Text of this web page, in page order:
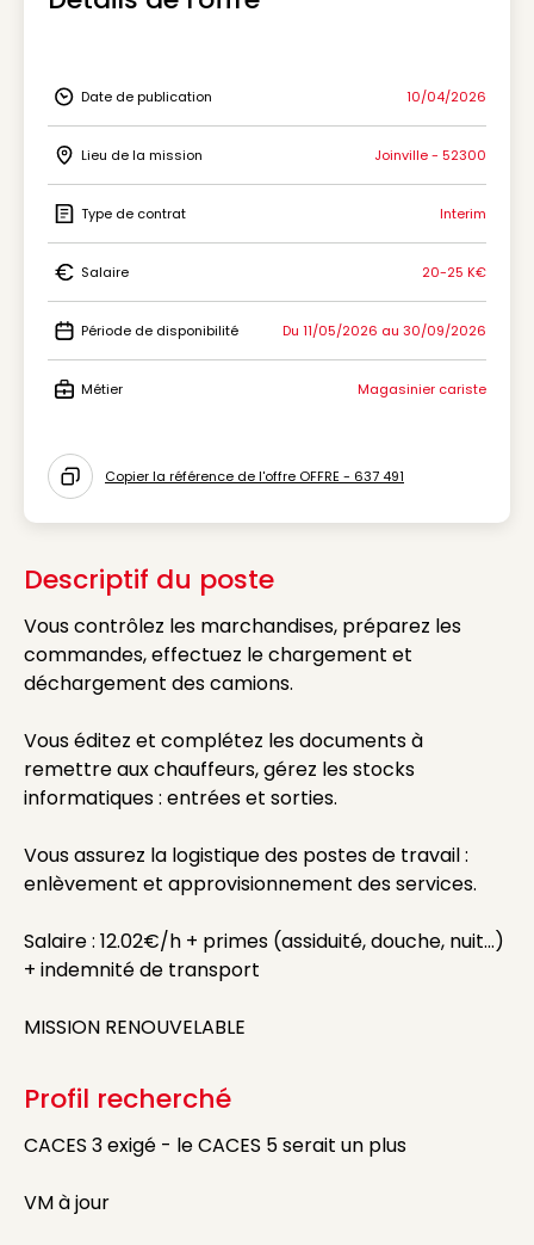
Icon Date de publication
Date de publication 10/04/2026
Icon Lieu de la mission
Lieu de la mission Joinville - 52300
Icon Type de contrat
Type de contrat Interim
Icon Salaire
Salaire 20-25 K€
Icon Période de disponibilité
Période de disponibilité Du 11/05/2026 au 30/09/2026
Métier Magasinier cariste
Icon copy to clipboard
Copier la référence de l'offre OFFRE - 637 491
Descriptif du poste
Vous contrôlez les marchandises, préparez les
commandes, effectuez le chargement et
déchargement des camions.
Vous éditez et complétez les documents à
remettre aux chauffeurs, gérez les stocks
informatiques : entrées et sorties.
Vous assurez la logistique des postes de travail :
enlèvement et approvisionnement des services.
Salaire : 12.02€/h + primes (assiduité, douche, nuit...)
+ indemnité de transport
MISSION RENOUVELABLE
Profil recherché
CACES 3 exigé - le CACES 5 serait un plus
VM à jour